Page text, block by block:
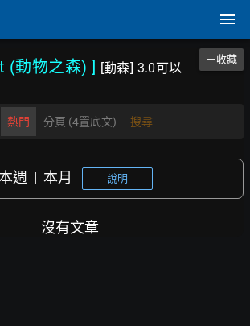
(動物之森) ]
[動森] 3.0可以
＋收藏
熱門 分頁 (4置底文) 搜尋
週 | 本月 說明
沒有文章